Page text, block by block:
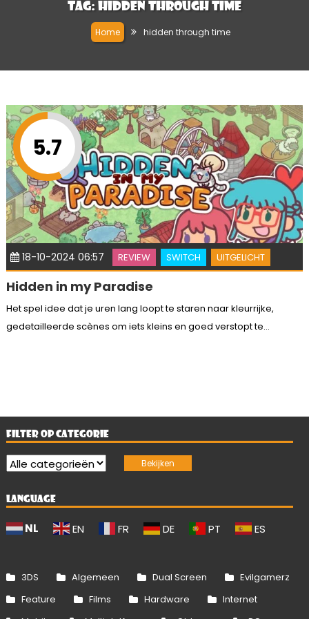
Tag: hidden through time
Home hidden through time
5.7
18-10-2024 06:57 REVIEW SWITCH UITGELICHT
Hidden in my Paradise
Het spel idee dat je uren lang loopt te staren naar kleurrijke,
gedetailleerde scènes om iets kleins en goed verstopt te...
FILTER OP CATEGORIE
LANGUAGE
NL EN FR DE PT ES
3DS Algemeen Dual Screen
Evilgamerz
Feature
Films Hardware
Internet